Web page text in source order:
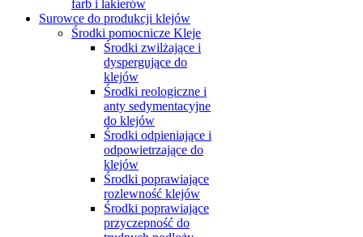
farb i lakierów
Surowce do produkcji klejów
Środki pomocnicze Kleje
Środki zwilżające i
dyspergujące do
klejów
Środki reologiczne i
anty sedymentacyjne
do klejów
Środki odpieniające i
odpowietrzające do
klejów
Środki poprawiające
rozlewność klejów
Środki poprawiające
przyczepność do